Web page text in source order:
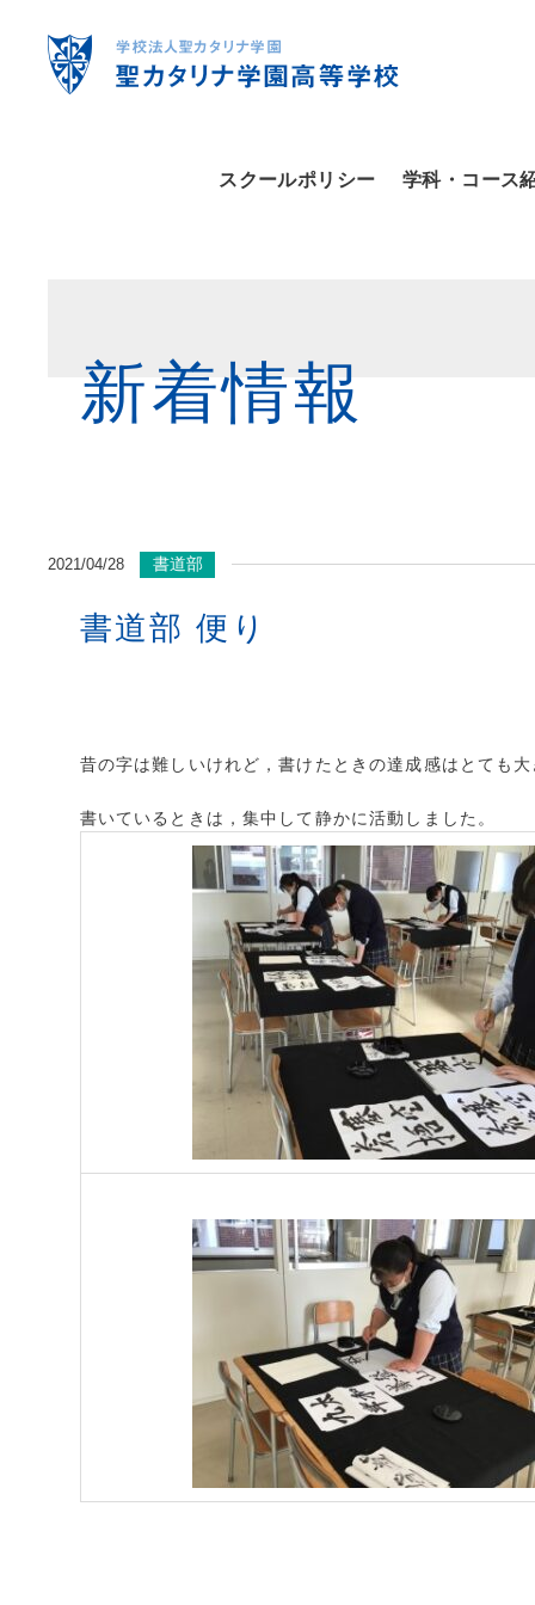
スクールポリシー 学科・コース
新着情報
2021/04/28 書道部
書道部 便り
昔の字は難しいけれど，書けたときの達成感はとても
書いているときは，集中して静かに活動しました。